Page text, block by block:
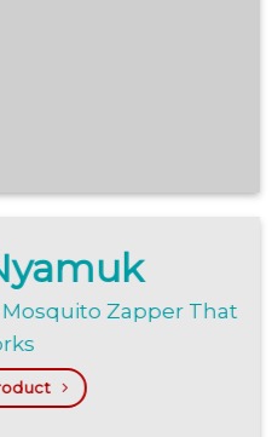
Mosquito Zapper That